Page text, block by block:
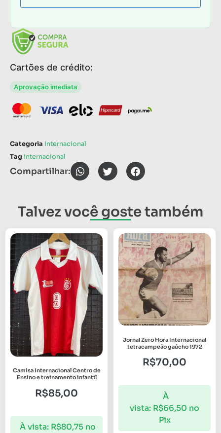
Cartões de crédito:
Aprovação imediata
Categoria Internacional
Tag internacional
Compartilhar:
Talvez você goste também
Camisa Internacional Centro de
Ensino e treinamento infantil
R$85,00
À vista: R$80,75 no
Jornal Zero Hora Internacional
tetracampeão gaúcho 1972
R$70,00
À
vista: R$66,50 no
Pix